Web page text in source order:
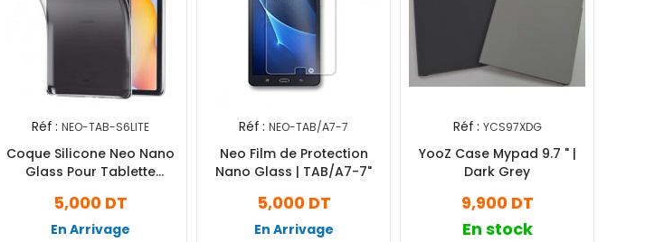
Réf : NEO-TAB-S6LITE
Coque Silicone Neo Nano
Glass Pour Tablette
5,000 DT
En Arrivage
Réf : NEO-TAB/A7-7
Neo Film de Protection
Nano Glass | TAB/A7-7"
5,000 DT
En Arrivage
Réf : YCS97XDG
YooZ Case Mypad 9.7 " |
Dark Grey
9,900 DT
En stock